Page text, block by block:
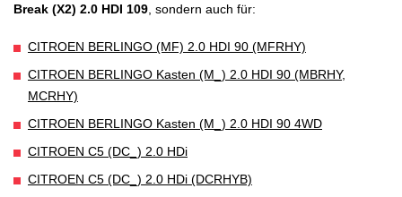
Break (X2) 2.0 HDI 109, sondern auch für:
CITROEN BERLINGO (MF) 2.0 HDI 90 (MFRHY)
CITROEN BERLINGO Kasten (M_) 2.0 HDI 90 (MBRHY,
MCRHY)
CITROEN BERLINGO Kasten (M_) 2.0 HDI 90 4WD
CITROEN C5 (DC_) 2.0 HDi
CITROEN C5 (DC_) 2.0 HDi (DCRHYB)